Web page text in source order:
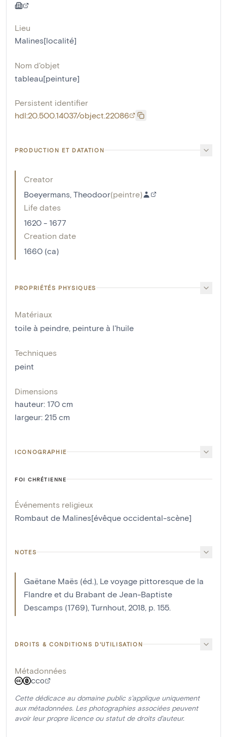
Lieu
Malines[localité]
Nom d'objet
tableau[peinture]
Persistent identifier
hdl:20.500.14037/object.22086
PRODUCTION ET DATATION
Creator
Boeyermans, Theodoor(peintre)
Life dates
1620 - 1677
Creation date
1660 (ca)
PROPRIÉTÉS PHYSIQUES
Matériaux
toile à peindre, peinture à l'huile
Techniques
peint
Dimensions
hauteur: 170 cm
largeur: 215 cm
ICONOGRAPHIE
FOI CHRÉTIENNE
Événements religieux
Rombaut de Malines[évêque occidental-scène]
NOTES
Gaëtane Maës (éd.), Le voyage pittoresque de la
Flandre et du Brabant de Jean-Baptiste
Descamps (1769), Turnhout, 2018, p. 155.
DROITS & CONDITIONS D'UTILISATION
Métadonnées
CC0
Cette dédicace au domaine public s'applique uniquement
aux métadonnées. Les photographies associées peuvent
avoir leur propre licence ou statut de droits d'auteur.